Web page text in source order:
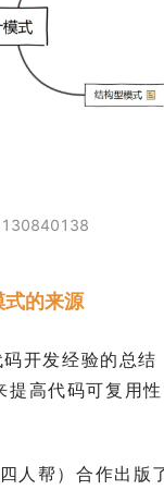
式的来源
开发经验的总结
高代码可复用
帮）合作出版